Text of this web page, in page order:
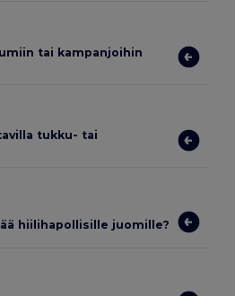
tai kampanjoihin
tukku- tai
hiilihapollisille juomille?